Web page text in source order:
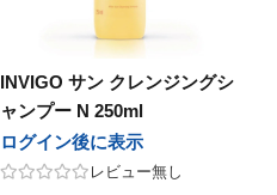
INVIGO サン クレンジングシ
ャンプー N 250ml
ログイン後に表示
レビュー無し